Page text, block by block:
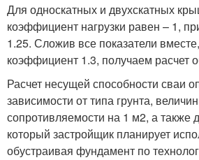
Для односкатных и двухскатных
коэффициент нагрузки равен – 1,
1.25. Сложив все показатели
коэффициент 1.3, получаем расчет
Расчет несущей способности сваи
зависимости от типа грунта,
сопротивляемости на 1 м2, а также
который застройщик планирует
обустраивая фундамент по